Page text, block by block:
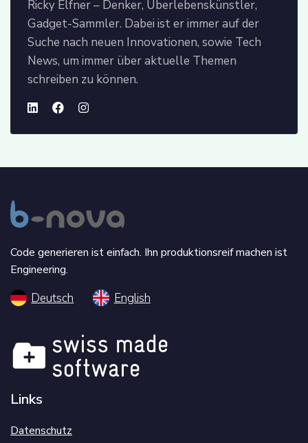
Ricky Elfner – Denker, Überlebenskünstler,
Gadget-Sammler. Dabei ist er immer auf der
Suche nach neuen Innovationen, sowie Tech
News, um immer über aktuelle Themen
schreiben zu können.
Code generieren ist einfach. Ihn produktionsreif machen ist
Engineering.
Deutsch English
Links
Datenschutz